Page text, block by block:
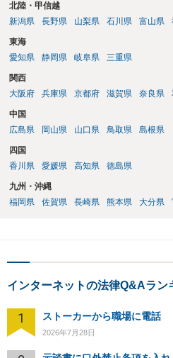
北陸・甲信越
新潟県
長野県 山梨県 石川県 富山県
東海
愛知県
静岡県 岐阜県 三重県
関西
大阪府
兵庫県 京都府 滋賀県 奈良県
中国
広島県
岡山県 山口県 鳥取県 島根県
四国
香川県
愛媛県 高知県 徳島県
九州・沖縄
福岡県
佐賀県 長崎県 熊本県 大分県
インターネットの法律Q&Aラン
1 ストーカーから職場に電話
2026年7月28日